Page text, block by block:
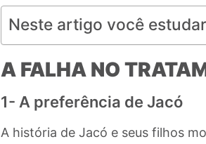
Neste artigo você
A FALHA NO
1- A preferência de Jacó
A história de Jacó e seus filhos